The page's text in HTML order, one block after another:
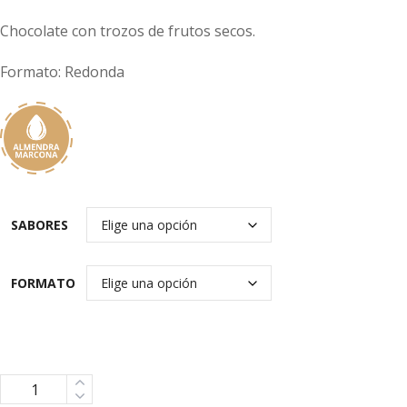
Chocolate con trozos de frutos secos.
Formato: Redonda
SABORES
FORMATO
Cantidad